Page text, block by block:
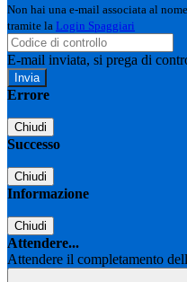
Non hai una e-mail associata al
tramite la Login Spaggiari
E-mail inviata, si prega di
Errore
Chiudi
Successo
Chiudi
Informazione
Chiudi
Attendere...
Attendere il completamento